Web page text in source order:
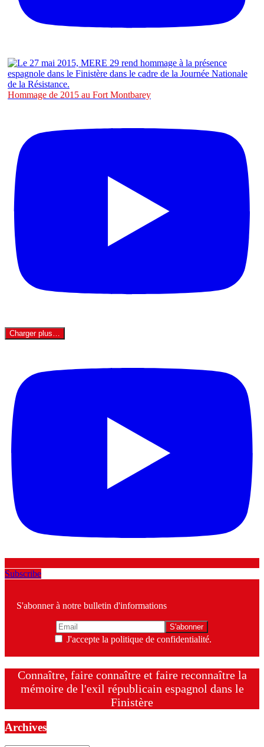
Hommage de 2015 au Fort Montbarey
Charger plus…
Subscribe
S'abonner à notre bulletin d'informations
J'accepte la politique de confidentialité.
Connaître, faire connaître et faire reconnaître la
mémoire de l'exil républicain espagnol dans le
Finistère
Archives